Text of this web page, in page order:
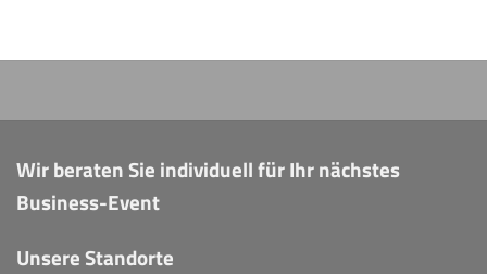
Wir beraten Sie individuell für Ihr nächstes
Business-Event
Unsere Standorte